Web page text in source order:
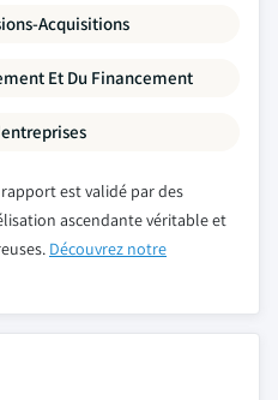
Acquisitions
Et Du Financement
est validé par des
ascendante véritable et
Découvrez notre